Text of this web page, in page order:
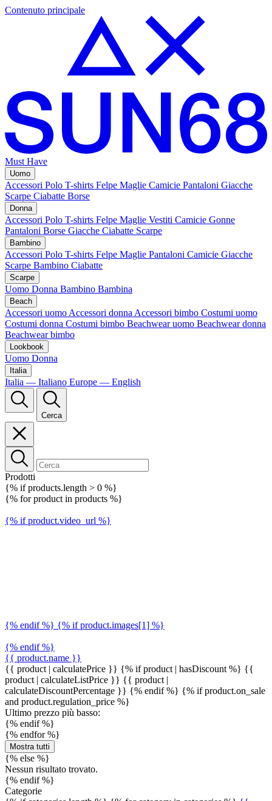
Contenuto principale
Must Have
Uomo
Accessori Polo T-shirts Felpe Maglie Camicie Pantaloni Giacche
Scarpe Ciabatte Borse
Donna
Accessori Polo T-shirts Felpe Maglie Vestiti Camicie Gonne
Pantaloni Borse Giacche Ciabatte Scarpe
Bambino
Accessori Polo T-shirts Felpe Maglie Pantaloni Camicie Giacche
Scarpe Bambino Ciabatte
Scarpe
Uomo Donna Bambino Bambina
Beach
Accessori uomo Accessori donna Accessori bimbo Costumi uomo
Costumi donna Costumi bimbo Beachwear uomo Beachwear donna
Beachwear bimbo
Lookbook
Uomo Donna
Italia
Italia — Italiano Europe — English
Cerca
Prodotti
{% if products.length > 0 %}
{% for product in products %}
{% if product.video_url %}
{% endif %} {% if product.images[1] %}
{% endif %}
{{ product.name }}
{{ product | calculatePrice }} {% if product | hasDiscount %} {{
product | calculateListPrice }} {{ product |
calculateDiscountPercentage }} {% endif %} {% if product.on_sale
and product.regulation_price %}
Ultimo prezzo più basso:
{% endif %}
{% endfor %}
Mostra tutti
{% else %}
Nessun risultato trovato.
{% endif %}
Categorie